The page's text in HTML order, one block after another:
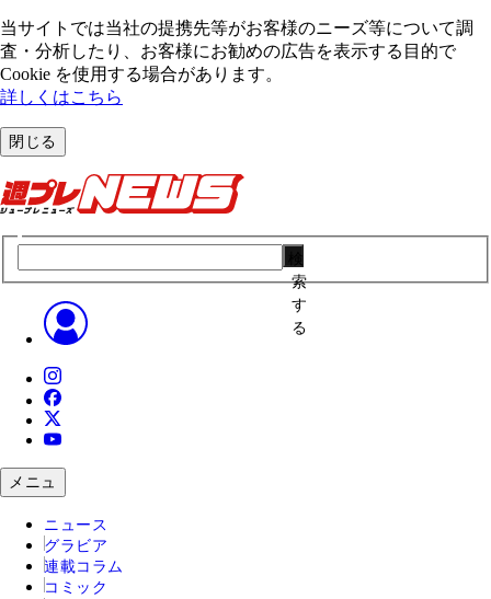
当サイトでは当社の提携先等がお客様のニーズ等について調
査・分析したり、お客様にお勧めの広告を表⽰する⽬的で
Cookie を使⽤する場合があります。
詳しくはこちら
閉じる
索
す
る
メニュ
ニュース
グラビア
連載コラム
コミック